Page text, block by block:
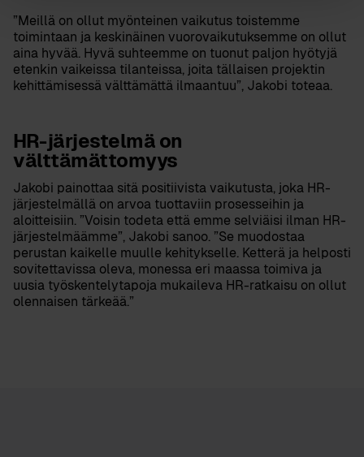
”Meillä on ollut myönteinen vaikutus toistemme
toimintaan ja keskinäinen vuorovaikutuksemme on ollut
aina hyvää. Hyvä suhteemme on tuonut paljon hyötyjä
etenkin vaikeissa tilanteissa, joita tällaisen projektin
kehittämisessä välttämättä ilmaantuu”, Jakobi toteaa.
HR-järjestelmä on
välttämättomyys
Jakobi painottaa sitä positiivista vaikutusta, joka HR-
järjestelmällä on arvoa tuottaviin prosesseihin ja
aloitteisiin. ”Voisin todeta että emme selviäisi ilman HR-
järjestelmäämme”, Jakobi sanoo. ”Se muodostaa
perustan kaikelle muulle kehitykselle. Ketterä ja helposti
sovitettavissa oleva, monessa eri maassa toimiva ja
uusia työskentelytapoja mukaileva HR-ratkaisu on ollut
olennaisen tärkeää.”